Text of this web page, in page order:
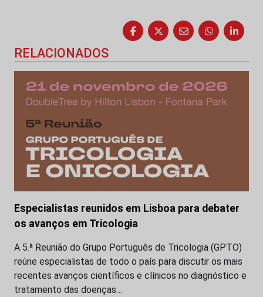
RELACIONADOS
Especialistas reunidos em Lisboa para debater
os avanços em Tricologia
A 5.ª Reunião do Grupo Português de Tricologia (GPTO)
reúne especialistas de todo o país para discutir os mais
recentes avanços científicos e clínicos no diagnóstico e
tratamento das doenças…